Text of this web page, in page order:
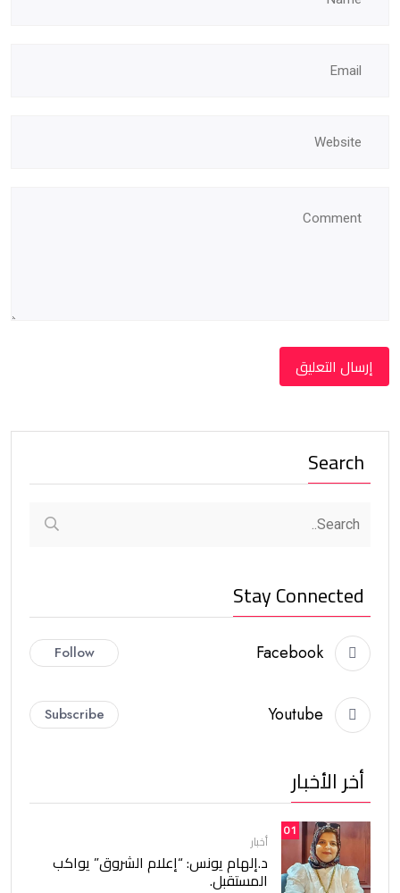
Search
Stay Connected
Facebook
Follow
Youtube
Subscribe
أخر الأخبار
01
أخبار
د.إلهام يونس: “إعلام الشروق” يواكب
المستقبل.